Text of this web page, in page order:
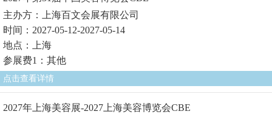
主办方：上海百文会展有限公司
时间：2027-05-12-2027-05-14
地点：上海
参展费1：其他
点击查看详情
2027年上海美容展-2027上海美容博览会CBE